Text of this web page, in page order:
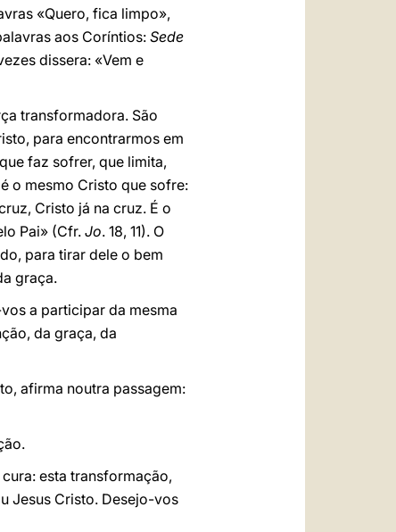
«Quero, fica limpo»,
aos Coríntios: Sede
dissera: «Vem e
transformadora. São
para encontrarmos em
faz sofrer, que limita,
o mesmo Cristo que sofre:
Cristo já na cruz. É o
Pai» (Cfr.Jo. 18, 11). O
para tirar dele o bem
graça.
a participar da mesma
da graça, da
afirma noutra passagem:
esta transformação,
Jesus Cristo. Desejo-vos